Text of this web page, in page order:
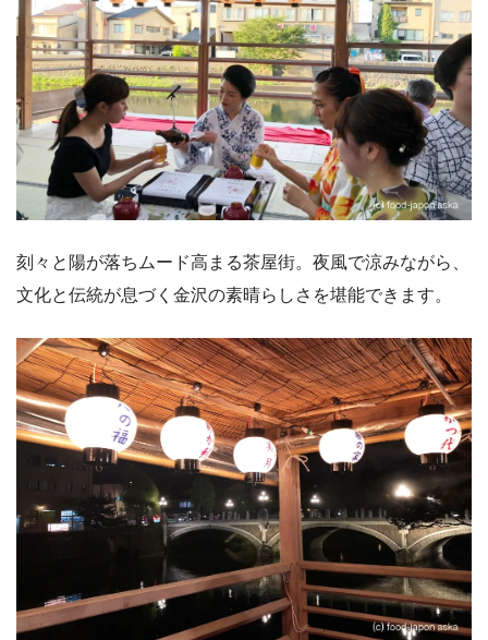
刻々と陽が落ちムード高まる茶屋街。夜風で涼みながら、
文化と伝統が息づく金沢の素晴らしさを堪能できます。